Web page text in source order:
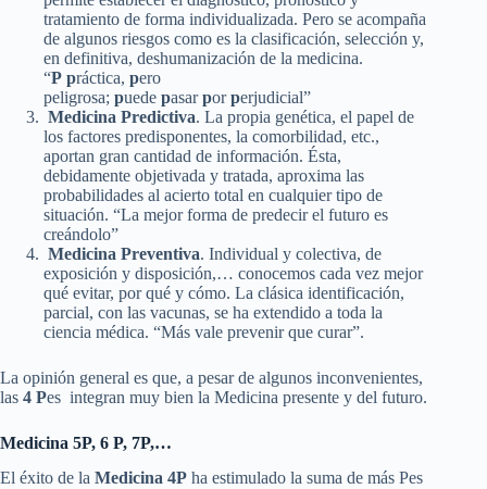
tratamiento de forma individualizada. Pero se acompaña
de algunos riesgos como es la clasificación, selección y,
en definitiva, deshumanización de la medicina.
“P práctica, pero
peligrosa; puede pasarporperjudicial”
Medicina Predictiva. La propia genética, el papel de
los factores predisponentes, la comorbilidad, etc.,
aportan gran cantidad de información. Ésta,
debidamente objetivada y tratada, aproxima las
probabilidades al acierto total en cualquier tipo de
situación. “La mejor forma de predecir el futuro es
creándolo”
Medicina Preventiva. Individual y colectiva, de
exposición y disposición,… conocemos cada vez mejor
qué evitar, por qué y cómo. La clásica identificación,
parcial, con las vacunas, se ha extendido a toda la
ciencia médica. “Más vale prevenir que curar”.
La opinión general es que, a pesar de algunos inconvenientes,
las 4 Pes integran muy bien la Medicina presente y del futuro.
Medicina 5P, 6 P, 7P,…
El éxito de la Medicina 4P ha estimulado la suma de más Pes